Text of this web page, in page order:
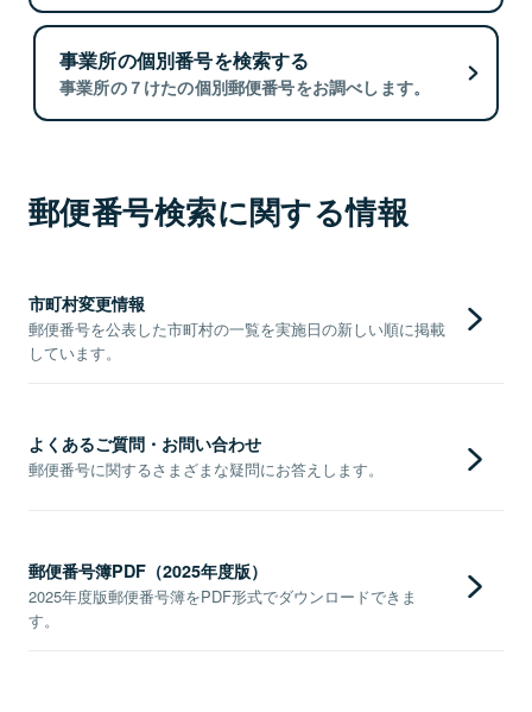
事業所の個別番号を検索する
事業所の７けたの個別郵便番号をお調べします。
郵便番号検索に関する情報
市町村変更情報
郵便番号を公表した市町村の一覧を実施日の新しい順に掲載
しています。
よくあるご質問・お問い合わせ
郵便番号に関するさまざまな疑問にお答えします。
郵便番号簿PDF（2025年度版）
2025年度版郵便番号簿をPDF形式でダウンロードできま
す。